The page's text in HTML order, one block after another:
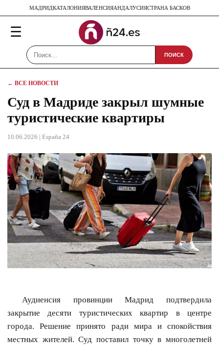
МАДРИДКАТАЛОНИЯВАЛЕНСИЯАНДАЛУСИЯСТРАНА БАСКОВ
☰
ПОИСК
← ВСЕ НОВОСТИ
Суд в Мадриде закрыл шумные
туристические квартиры
10.06.2026 | España 24
Аудиенсия провинции Мадрид подтвердила
закрытие десяти туристических квартир в центре
города. Решение принято ради мира и спокойствия
местных жителей. Суд поставил точку в многолетней